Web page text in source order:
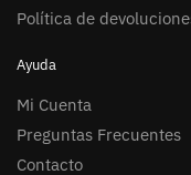
Política de
Ayuda
Mi Cuenta
Preguntas Frecuentes
Contacto